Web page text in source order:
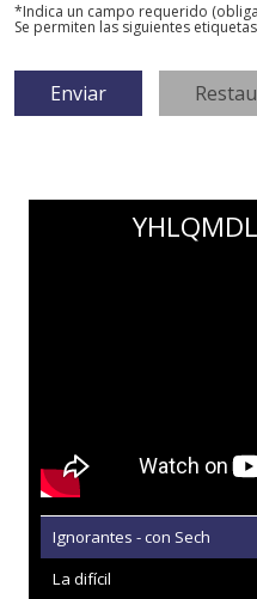
*Indica un campo requerido
Se permiten las siguientes
Ignorantes - con Sech
La difícil